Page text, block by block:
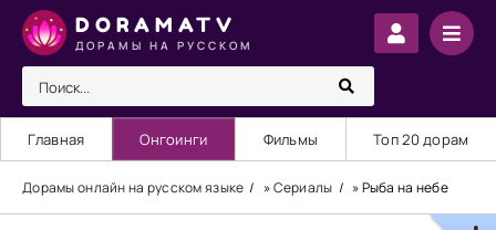
DORAMATV
ДОРАМЫ НА РУССКОМ
Главная Онгоинги Фильмы Топ 20 дорам
Дорамы онлайн на русском языке »Сериалы » Рыба на небе